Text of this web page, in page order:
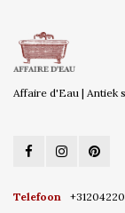
Affaire d'Eau | Antiek
Telefoon